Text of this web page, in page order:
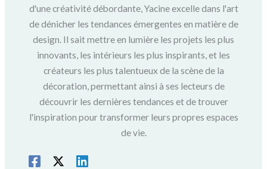
d'une créativité débordante, Yacine excelle dans l'art
de dénicher les tendances émergentes en matière de
design. Il sait mettre en lumière les projets les plus
innovants, les intérieurs les plus inspirants, et les
créateurs les plus talentueux de la scène de la
décoration, permettant ainsi à ses lecteurs de
découvrir les dernières tendances et de trouver
l'inspiration pour transformer leurs propres espaces
de vie.